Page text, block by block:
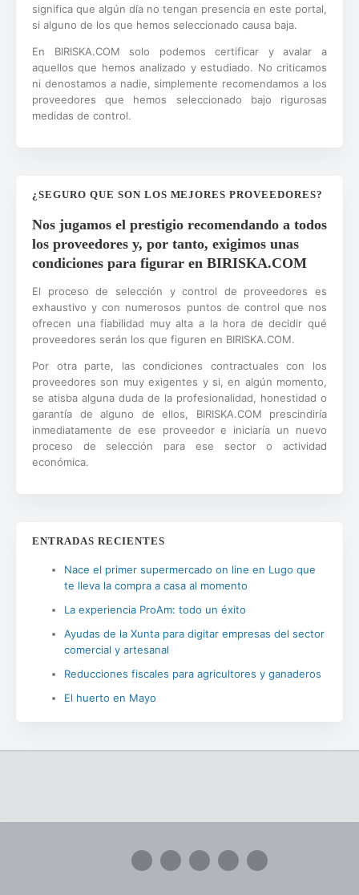
significa que algún día no tengan presencia en este portal,
si alguno de los que hemos seleccionado causa baja.
En BIRISKA.COM solo podemos certificar y avalar a
aquellos que hemos analizado y estudiado. No criticamos
ni denostamos a nadie, simplemente recomendamos a los
proveedores que hemos seleccionado bajo rigurosas
medidas de control.
¿SEGURO QUE SON LOS MEJORES PROVEEDORES?
Nos jugamos el prestigio recomendando a todos
los proveedores y, por tanto, exigimos unas
condiciones para figurar en BIRISKA.COM
El proceso de selección y control de proveedores es
exhaustivo y con numerosos puntos de control que nos
ofrecen una fiabilidad muy alta a la hora de decidir qué
proveedores serán los que figuren en BIRISKA.COM.
Por otra parte, las condiciones contractuales con los
proveedores son muy exigentes y si, en algún momento,
se atisba alguna duda de la profesionalidad, honestidad o
garantía de alguno de ellos, BIRISKA.COM prescindiría
inmediatamente de ese proveedor e iniciaría un nuevo
proceso de selección para ese sector o actividad
económica.
ENTRADAS RECIENTES
Nace el primer supermercado on line en Lugo que
te lleva la compra a casa al momento
La experiencia ProAm: todo un éxito
Ayudas de la Xunta para digitar empresas del sector
comercial y artesanal
Reducciones fiscales para agricultores y ganaderos
El huerto en Mayo